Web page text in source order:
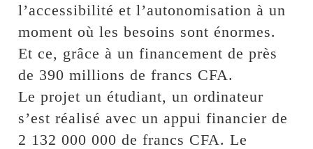
l’accessibilité et l’autonomisation à un
moment où les besoins sont énormes.
Et ce, grâce à un financement de près
de 390 millions de francs CFA.
Le projet un étudiant, un ordinateur
s’est réalisé avec un appui financier de
2 132 000 000 de francs CFA. Le